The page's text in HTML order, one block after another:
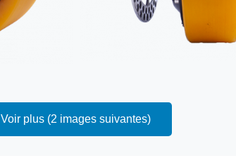
Voir plus (2 images suivantes)